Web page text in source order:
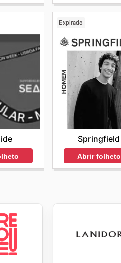
Expirado
Springfield
Abrir folheto